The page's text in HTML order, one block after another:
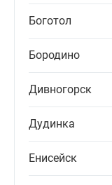
Боготол
Бородино
Дивногорск
Дудинка
Енисейск